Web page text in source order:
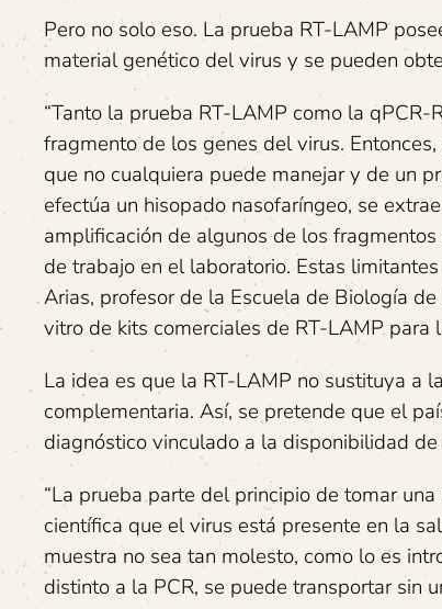
Pero no solo eso. La prueba RT-LAMP
material genético del virus y se pueden
“Tanto la prueba RT-LAMP como la
fragmento de los genes del virus.
que no cualquiera puede manejar y de un
efectúa un hisopado nasofaríngeo, se
amplificación de algunos de los
de trabajo en el laboratorio. Estas
Arias, profesor de la Escuela de Biología
vitro de kits comerciales de RT-LAMP para
La idea es que la RT-LAMP no sustituya a
complementaria. Así, se pretende que el
diagnóstico vinculado a la disponibilidad
“La prueba parte del principio de tomar
científica que el virus está presente en la
muestra no sea tan molesto, como lo es
distinto a la PCR, se puede transportar sin